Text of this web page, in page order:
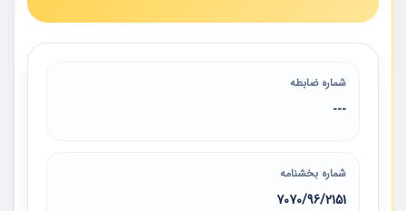
شماره ضابطه
---
شماره بخشنامه
7070/96/2151